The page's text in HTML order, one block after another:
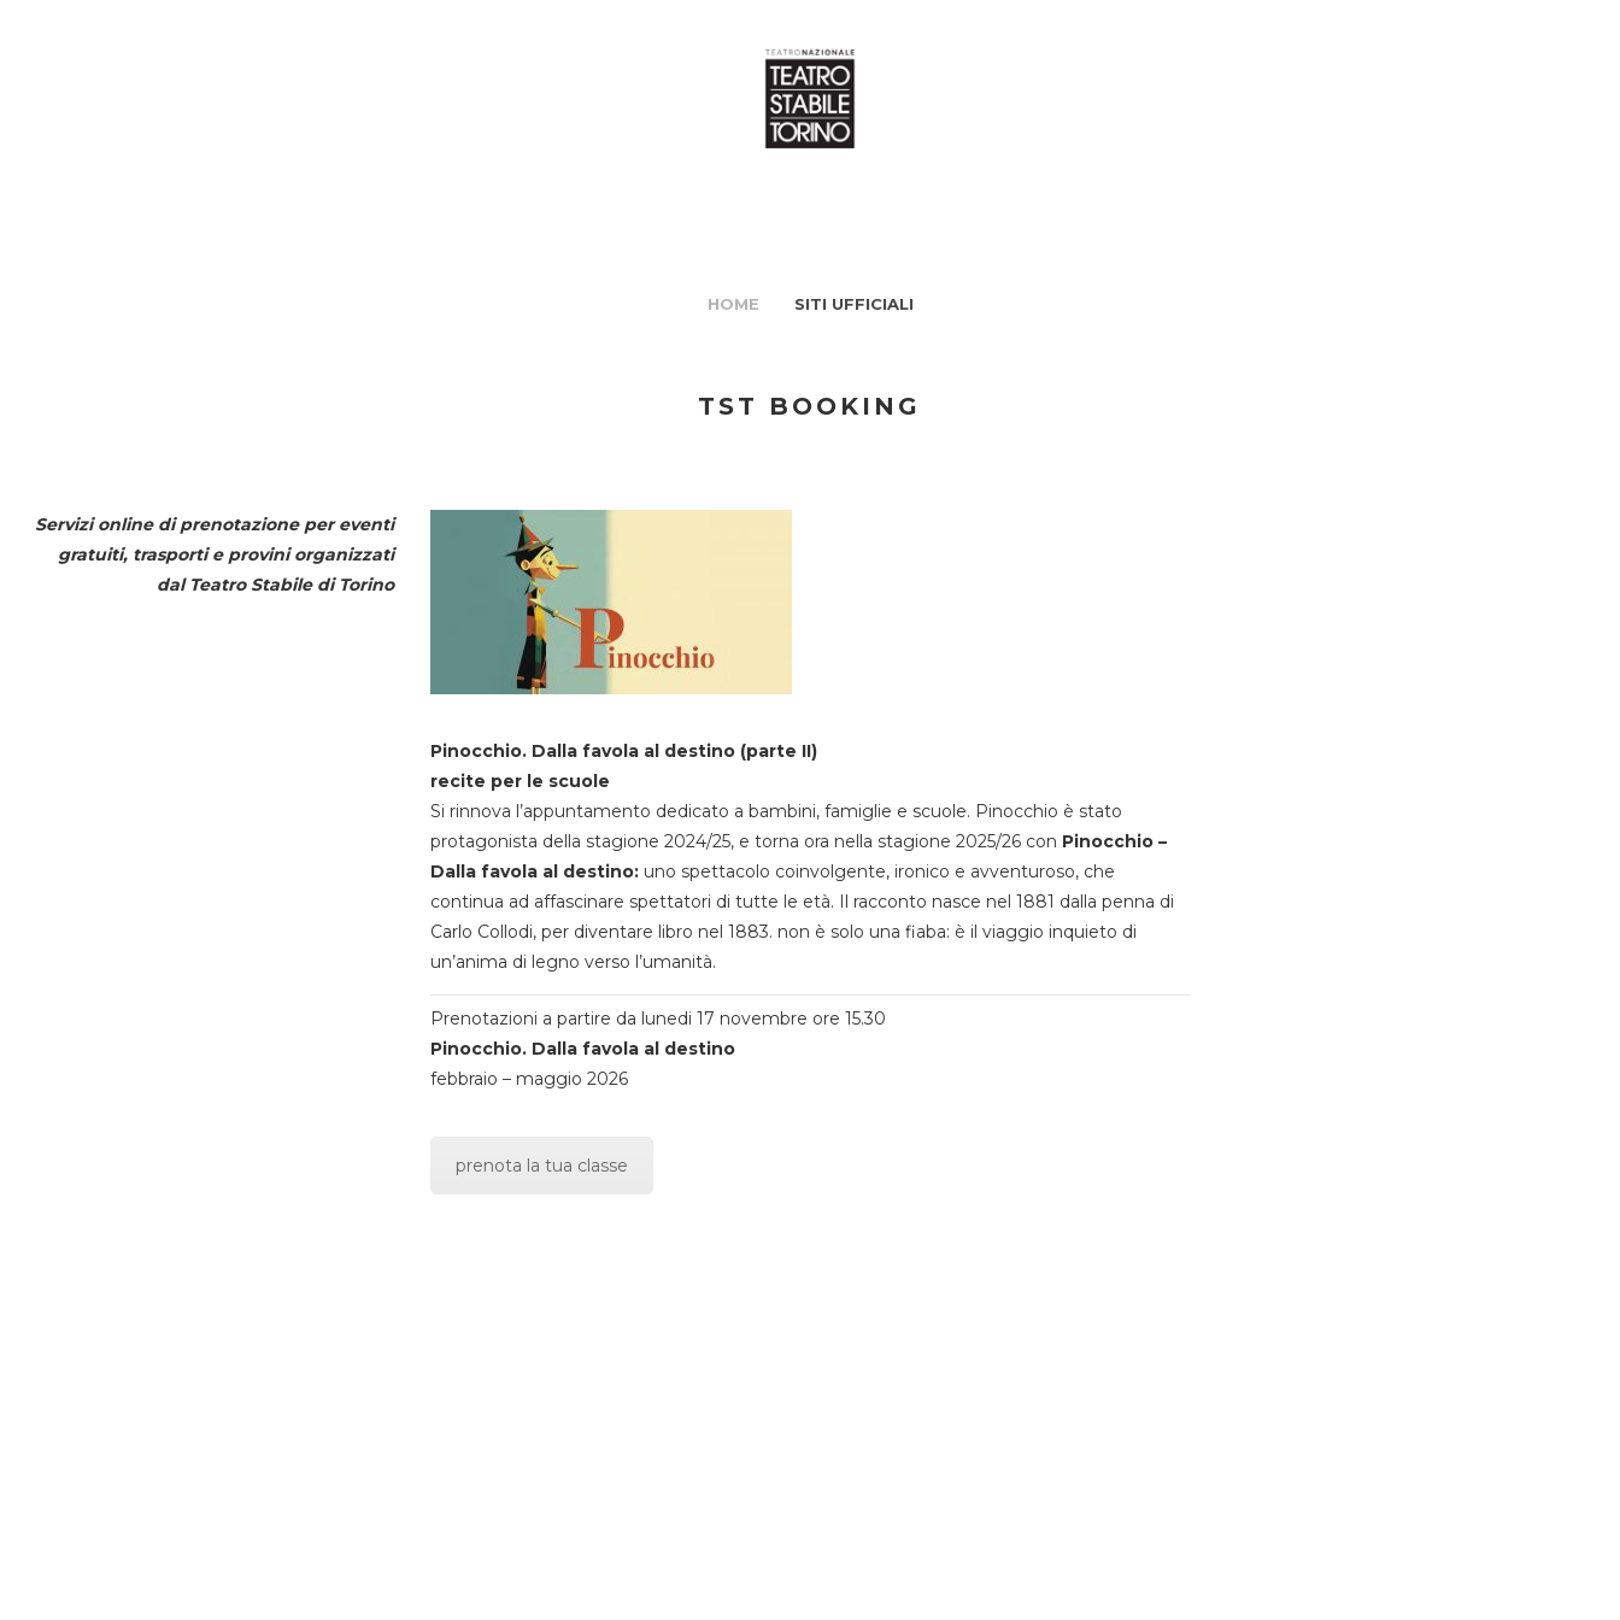
HOME SITI UFFICIALI
TST BOOKING
Servizi online di prenotazione per eventi
gratuiti, trasporti e provini organizzati
dal Teatro Stabile di Torino
Pinocchio. Dalla favola al destino (parte II)
recite per le scuole
Si rinnova l’appuntamento dedicato a bambini, famiglie e scuole. Pinocchio è stato
protagonista della stagione 2024/25, e torna ora nella stagione 2025/26 con Pinocchio –
Dalla favola al destino:uno spettacolo coinvolgente, ironico e avventuroso, che
continua ad affascinare spettatori di tutte le età. Il racconto nasce nel 1881 dalla penna di
Carlo Collodi, per diventare libro nel 1883. non è solo una fiaba: è il viaggio inquieto di
un’anima di legno verso l’umanità.
Prenotazioni a partire da lunedi 17 novembre ore 15.30
Pinocchio. Dalla favola al destino
febbraio – maggio 2026
prenota la tua classe